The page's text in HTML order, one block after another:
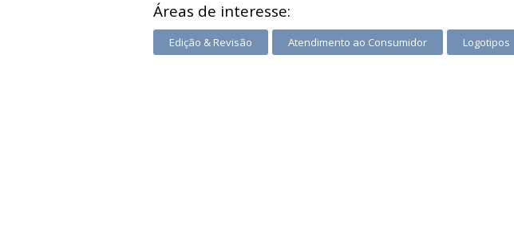
Áreas de interesse:
Edição & Revisão Atendimento ao Consumidor Logotipos